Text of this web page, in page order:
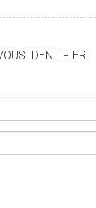
IDENTIFIER.